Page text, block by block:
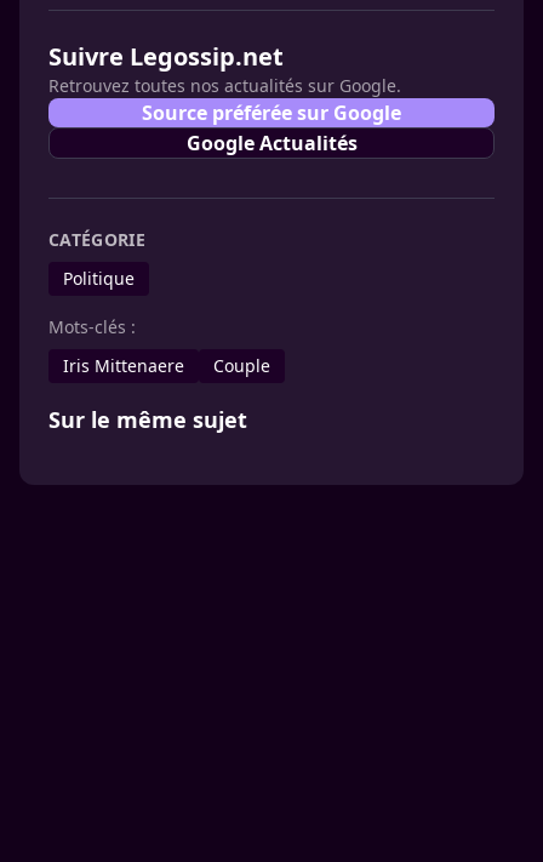
Suivre Legossip.net
Retrouvez toutes nos actualités sur Google.
Source préférée sur Google
Google Actualités
CATÉGORIE
Politique
Mots-clés :
Iris Mittenaere
Couple
Sur le même sujet